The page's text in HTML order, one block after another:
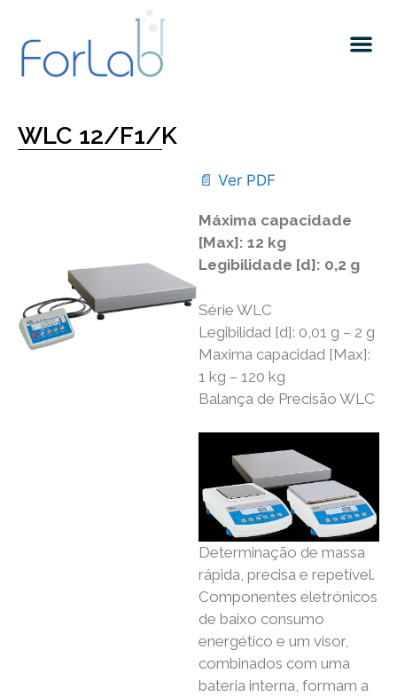
WLC 12/F1/K
📄 Ver PDF
Máxima capacidade
[Max]: 12 kg
Legibilidade [d]: 0,2 g
Série WLC
Legibilidad [d]: 0,01 g – 2 g
Maxima capacidad [Max]:
1 kg – 120 kg
Balança de Precisão WLC
Determinação de massa
rápida, precisa e repetível.
Componentes eletrónicos
de baixo consumo
energético e um visor,
combinados com uma
bateria interna, formam a